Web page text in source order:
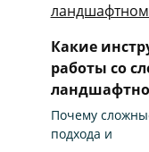
Какие
работы со
Почему
подхода и